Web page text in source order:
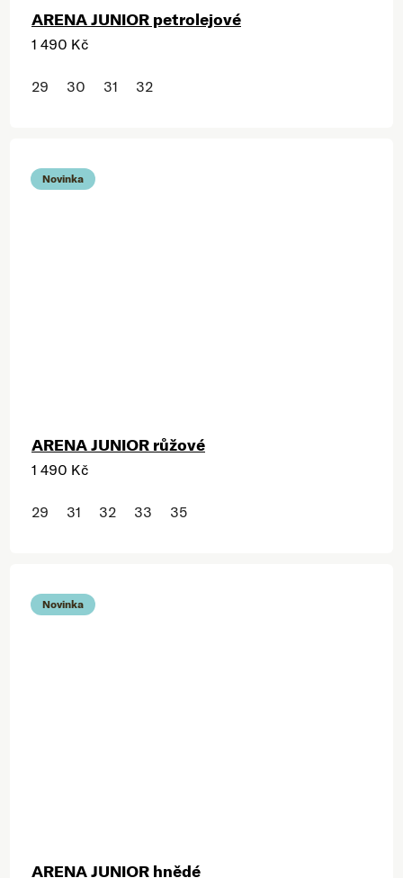
ARENA JUNIOR petrolejové
1 490 Kč
29 30 31 32
Novinka
ARENA JUNIOR růžové
1 490 Kč
29 31 32 33 35
Novinka
ARENA JUNIOR hnědé